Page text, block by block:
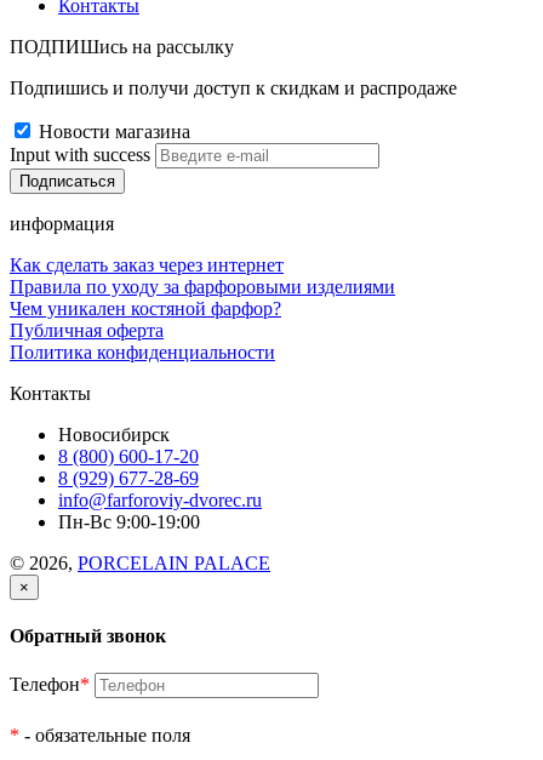
Контакты
ПОДПИШись на рассылку
Подпишись и получи доступ к скидкам и распродаже
Новости магазина
Input with success
информация
Как сделать заказ через интернет
Правила по уходу за фарфоровыми изделиями
Чем уникален костяной фарфор?
Публичная оферта
Политика конфиденциальности
Контакты
Новосибирск
8 (800) 600-17-20
8 (929) 677-28-69
info@farforoviy-dvorec.ru
Пн-Вс 9:00-19:00
© 2026, PORCELAIN PALACE
×
Обратный звонок
Телефон*
* - обязательные поля